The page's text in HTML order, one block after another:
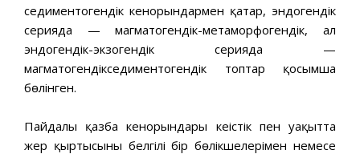
седиментогендік кенорындармен қатар, эндогендік
серияда — магматогендік-метаморфогендік, ал
эндогендік-экзогендік серияда —
магматогендікседиментогендік топтар қосымша
бөлінген.
Пайдалы қазба кенорындары кеңістік пен уақытта
жер қыртысының белгілі бір бөлікшелерімен немесе